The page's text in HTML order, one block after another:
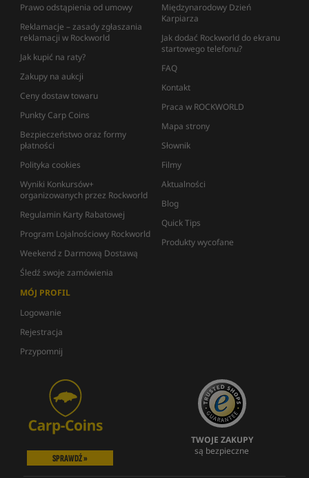
Prawo odstąpienia od umowy
Reklamacje – zasady zgłaszania
reklamacji w Rockworld
Jak kupić na raty?
Zakupy na aukcji
Ceny dostaw towaru
Punkty Carp Coins
Bezpieczeństwo oraz formy
płatności
Polityka cookies
Wyniki Konkursów+
organizowanych przez Rockworld
Regulamin Karty Rabatowej
Program Lojalnościowy Rockworld
Weekend z Darmową Dostawą
Śledź swoje zamówienia
Międzynarodowy Dzień
Karpiarza
Jak dodać Rockworld do ekranu
startowego telefonu?
FAQ
Kontakt
Praca w ROCKWORLD
Mapa strony
Słownik
Filmy
Aktualności
Blog
Quick Tips
Produkty wycofane
MÓJ PROFIL
Logowanie
Rejestracja
Przypomnij
SPRAWDŹ »
TWOJE ZAKUPY
są bezpieczne